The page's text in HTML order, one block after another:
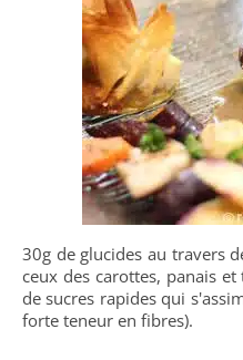
30g de glucides au travers des féculents auquels s'ajoutent
ceux des carottes, panais
de sucres rapides qui
forte teneur en fibres).